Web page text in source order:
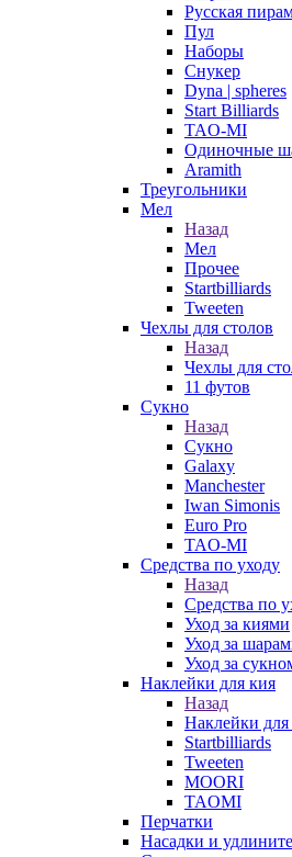
Русская
Пул
Наборы
Снукер
Dyna | spheres
Start Billiards
TAO-MI
Одиночные
Aramith
Треугольники
Мел
Назад
Мел
Прочее
Startbilliards
Tweeten
Чехлы для столов
Назад
Чехлы для
11 футов
Сукно
Назад
Сукно
Galaxy
Manchester
Iwan Simonis
Euro Pro
TAO-MI
Средства по уходу
Назад
Средства по
Уход за киями
Уход за
Уход за
Наклейки для кия
Назад
Наклейки для
Startbilliards
Tweeten
MOORI
TAOMI
Перчатки
Насадки и